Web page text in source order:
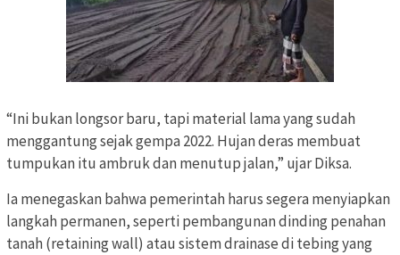
“Ini bukan longsor baru, tapi material lama yang sudah
menggantung sejak gempa 2022. Hujan deras membuat
tumpukan itu ambruk dan menutup jalan,” ujar Diksa.
Ia menegaskan bahwa pemerintah harus segera menyiapkan
langkah permanen, seperti pembangunan dinding penahan
tanah (retaining wall) atau sistem drainase di tebing yang